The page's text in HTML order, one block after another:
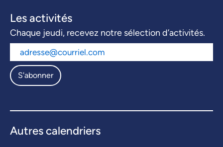
Les activités
Chaque jeudi, recevez notre sélection d’activités.
S'abonner
Autres calendriers